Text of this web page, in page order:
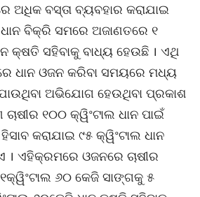
ଅଧିକ ବସ୍ତା ବ୍ୟବହାର କରାଯାଇ
ବିକ୍ରି ସମରେ ଅଜାଣତରେ ୧
କ୍ଷତି ସହିବାକୁ ବାଧ୍ୟ ହେଉଛି । ଏଥି
ଧାନ ଓଜନ କରିବା ସମୟରେ ମଧ୍ୟ
ଅଭିଯୋଗ ହେଉଥିବା ପ୍ରକାଶ
୧୦୦ କ୍ୱିଂଟାଲ ଧାନ ପାଇଁ
କରାଯାଇ ୯୫ କ୍ୱିଂଟାଲ ଧାନ
। ଏହିକ୍ରମରେ ଓଜନରେ ଚାଷୀର
୬୦ କେଜି ସାଙ୍ଗକୁ ୫